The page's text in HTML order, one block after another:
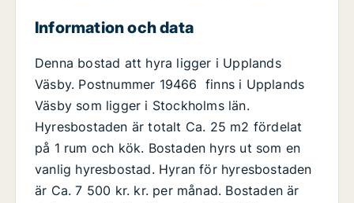
Information och data
Denna bostad att hyra ligger i Upplands
Väsby. Postnummer 19466 finns i Upplands
Väsby som ligger i Stockholms län.
Hyresbostaden är totalt Ca. 25 m2 fördelat
på 1 rum och kök. Bostaden hyrs ut som en
vanlig hyresbostad. Hyran för hyresbostaden
är Ca. 7 500 kr. kr. per månad. Bostaden är